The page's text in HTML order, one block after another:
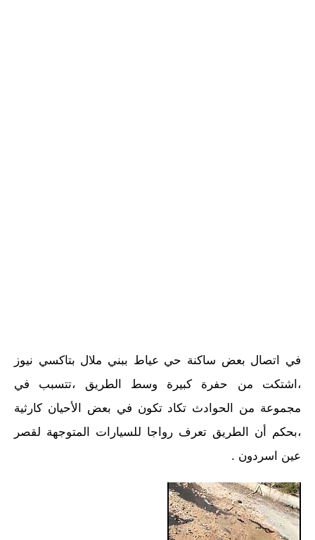
في اتصال بعض ساكنة حي عياط ببني ملال بتاكسي نيوز
،اشتكت من حفرة كبيرة وسط الطريق ،تتسبب في
مجموعة من الحوادث تكاد تكون في بعض الأحيان كارثية
،بحكم أن الطريق تعرف رواجا للسيارات المتوجهة لقصر
عين اسردون .